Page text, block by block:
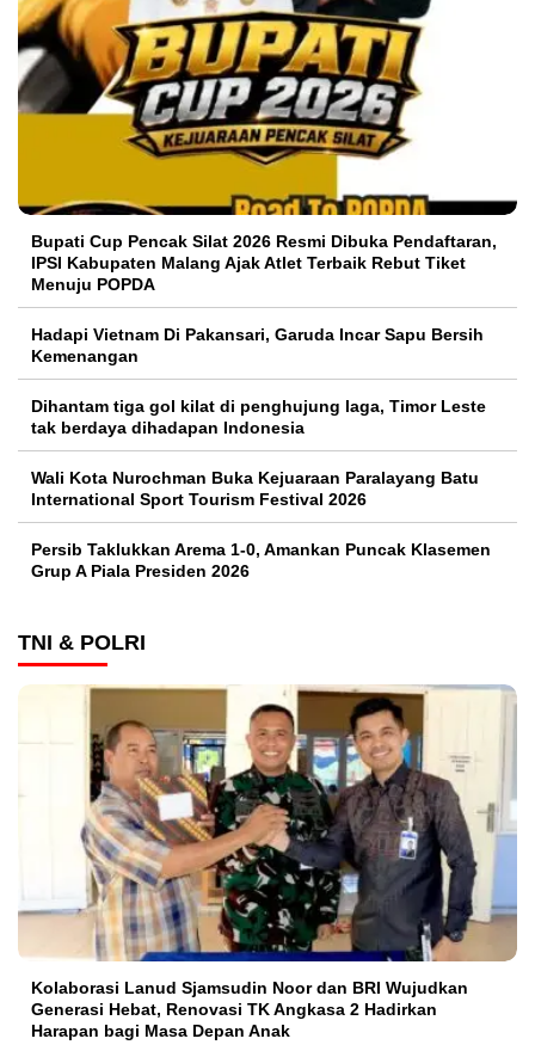
Bupati Cup Pencak Silat 2026 Resmi Dibuka Pendaftaran,
IPSI Kabupaten Malang Ajak Atlet Terbaik Rebut Tiket
Menuju POPDA
Hadapi Vietnam Di Pakansari, Garuda Incar Sapu Bersih
Kemenangan
Dihantam tiga gol kilat di penghujung laga, Timor Leste
tak berdaya dihadapan Indonesia
Wali Kota Nurochman Buka Kejuaraan Paralayang Batu
International Sport Tourism Festival 2026
Persib Taklukkan Arema 1-0, Amankan Puncak Klasemen
Grup A Piala Presiden 2026
TNI & POLRI
Kolaborasi Lanud Sjamsudin Noor dan BRI Wujudkan
Generasi Hebat, Renovasi TK Angkasa 2 Hadirkan
Harapan bagi Masa Depan Anak